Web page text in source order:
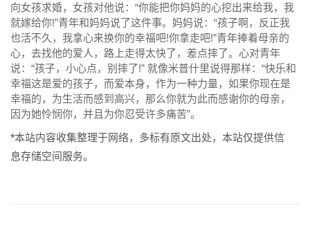
向女孩求婚，女孩对他说：“你能把你妈妈的心挖出来给我，我
就嫁给你!”青年和妈妈说了这件事。妈妈说：“孩子啊，反正我
也活不久，我拿心来换你的幸福吧!你拿走吧!”青年捧着母亲的
心，去找他的爱人，路上走得太快了，差点摔了。心对青年
说：“孩子，小心点，别摔了!” 就像米普什里说得那样：“快乐和
幸福这是爱的孩子，而爱本身，作为一种力量，如果你现在是
幸福的，为生活而感到高兴，那么你就为此而感谢你的母亲，
因为她怜悯你，并且为你忍受许多痛苦”。
*本站内容收集整理于网络，多标有原文出处，本站仅提供信
息存储空间服务。